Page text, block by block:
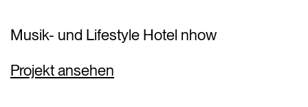
Musik- und Lifestyle Hotel nhow
Projekt ansehen